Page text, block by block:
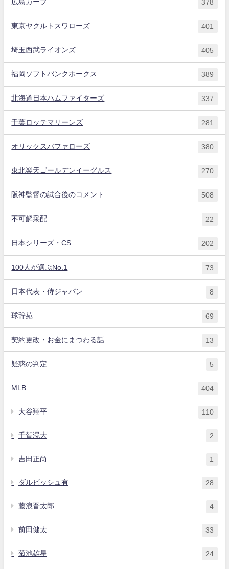
広島カープ 378
東京ヤクルトスワローズ 401
埼玉西武ライオンズ 405
福岡ソフトバンクホークス 389
北海道日本ハムファイターズ 337
千葉ロッテマリーンズ 281
オリックスバファローズ 380
東北楽天ゴールデンイーグルス 270
阪神監督の試合後のコメント 508
不可解采配 22
日本シリーズ・CS 202
100人が選ぶNo.1 73
日本代表・侍ジャパン 8
球辞苑 69
契約更改・お金にまつわる話 13
疑惑の判定 5
MLB 404
大谷翔平 110
千賀滉大 2
吉田正尚 1
ダルビッシュ有 28
藤浪晋太郎 4
前田健太 33
菊池雄星 24